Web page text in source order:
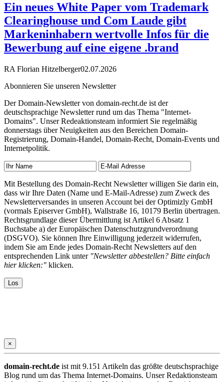
Ein neues White Paper vom Trademark
Clearinghouse und Com Laude gibt
Markeninhabern wertvolle Infos für die
Bewerbung auf eine eigene .brand
RA Florian Hitzelberger02.07.2026
Abonnieren Sie unseren Newsletter
Der Domain-Newsletter von domain-recht.de ist der
deutschsprachige Newsletter rund um das Thema "Internet-
Domains". Unser Redeaktionsteam informiert Sie regelmäßig
donnerstags über Neuigkeiten aus den Bereichen Domain-
Registrierung, Domain-Handel, Domain-Recht, Domain-Events und
Internetpolitik.
Mit Bestellung des Domain-Recht Newsletter willigen Sie darin ein,
dass wir Ihre Daten (Name und E-Mail-Adresse) zum Zweck des
Newsletterversandes in unseren Account bei der Optimizly GmbH
(vormals Episerver GmbH), Wallstraße 16, 10179 Berlin übertragen.
Rechtsgrundlage dieser Übermittlung ist Artikel 6 Absatz 1
Buchstabe a) der Europäischen Datenschutzgrundverordnung
(DSGVO). Sie können Ihre Einwilligung jederzeit widerrufen,
indem Sie am Ende jedes Domain-Recht Newsletters auf den
entsprechenden Link unter "Newsletter abbestellen? Bitte einfach
hier klicken:" klicken.
×
domain-recht.de ist mit 9.151 Artikeln das größte deutschsprachige
Blog rund um das Thema Internet-Domains. Unser Redaktionsteam